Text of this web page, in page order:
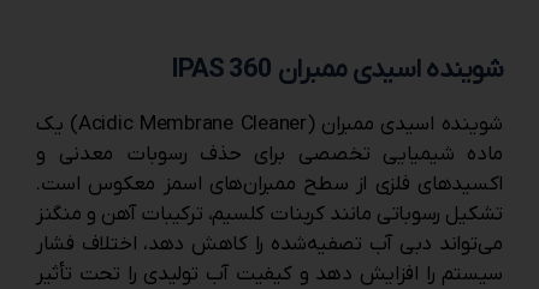
شوینده اسیدی ممبران IPAS 360
شوینده اسیدی ممبران (Acidic Membrane Cleaner) یک
ماده شیمیایی تخصصی برای حذف رسوبات معدنی و
اکسیدهای فلزی از سطح ممبران‌های اسمز معکوس است.
تشکیل رسوباتی مانند کربنات کلسیم، ترکیبات آهن و منگنز
می‌تواند دبی آب تصفیه‌شده را کاهش دهد، اختلاف فشار
سیستم را افزایش دهد و کیفیت آب تولیدی را تحت تأثیر